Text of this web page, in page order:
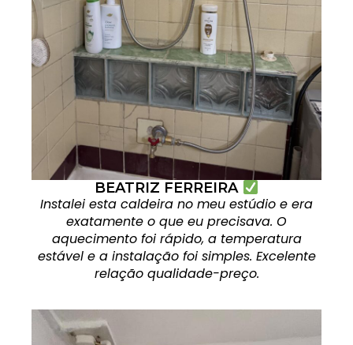
BEATRIZ FERREIRA
Instalei esta caldeira no meu estúdio e era
exatamente o que eu precisava. O
aquecimento foi rápido, a temperatura
estável e a instalação foi simples. Excelente
relação qualidade-preço.